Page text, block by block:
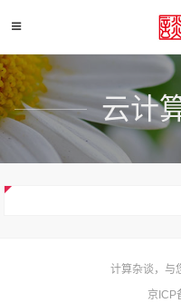
云计
计算杂谈，与
京ICP